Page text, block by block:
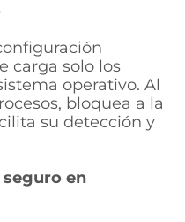
carga solo los
operativo. Al
bloquea a la
su detección y
en